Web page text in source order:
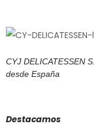
CYJ DELICATESSEN
desde España
Destacamos